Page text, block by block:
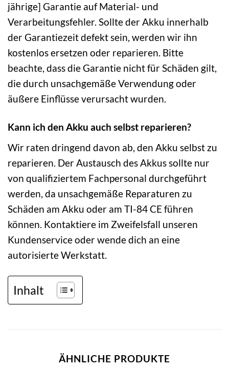
jährige] Garantie auf Material- und
Verarbeitungsfehler. Sollte der Akku innerhalb
der Garantiezeit defekt sein, werden wir ihn
kostenlos ersetzen oder reparieren. Bitte
beachte, dass die Garantie nicht für Schäden gilt,
die durch unsachgemäße Verwendung oder
äußere Einflüsse verursacht wurden.
Kann ich den Akku auch selbst reparieren?
Wir raten dringend davon ab, den Akku selbst zu
reparieren. Der Austausch des Akkus sollte nur
von qualifiziertem Fachpersonal durchgeführt
werden, da unsachgemäße Reparaturen zu
Schäden am Akku oder am TI-84 CE führen
können. Kontaktiere im Zweifelsfall unseren
Kundenservice oder wende dich an eine
autorisierte Werkstatt.
Inhalt
ÄHNLICHE PRODUKTE